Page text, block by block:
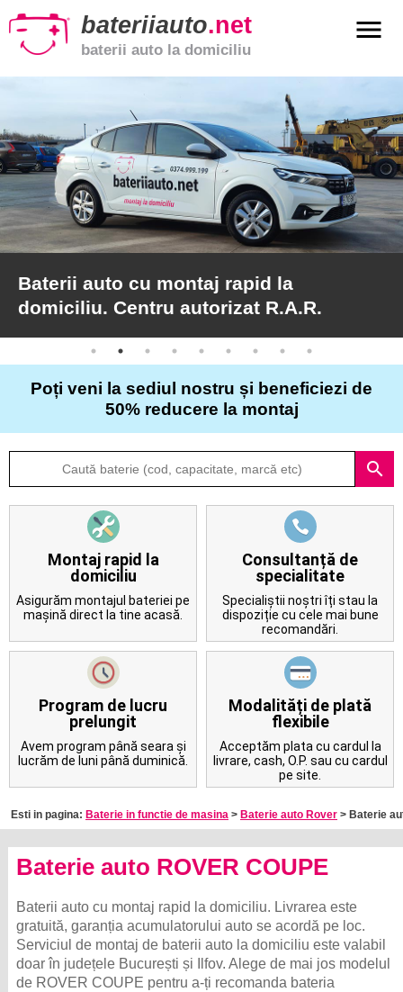
bateriiauto.net
baterii auto la domiciliu
menu
Baterii
moto
Baterii
de
camion
Articole
Despre
Contact
Baterii auto cu montaj rapid la
domiciliu. Centru autorizat R.A.R.
Poți veni la sediul nostru și beneficiezi de
50% reducere la montaj
search
Montaj rapid la
domiciliu
Asigurăm montajul bateriei pe
mașină direct la tine acasă.
Consultanță de
specialitate
Specialiștii noștri îți stau la
dispoziție cu cele mai bune
recomandări.
Program de lucru
prelungit
Avem program până seara și
lucrăm de luni până duminică.
Modalități de plată
flexibile
Acceptăm plata cu cardul la
livrare, cash, O.P. sau cu cardul
pe site.
Esti in pagina: Baterie in functie de masina > Baterie auto Rover > Baterie
Baterie auto ROVER COUPE
Baterii auto cu montaj rapid la domiciliu. Livrarea este
gratuită, garanția acumulatorului auto se acordă pe loc.
Serviciul de montaj de baterii auto la domiciliu este valabil
doar în județele București și Ilfov. Alege de mai jos modelul
de ROVER COUPE pentru a-ți recomanda bateria